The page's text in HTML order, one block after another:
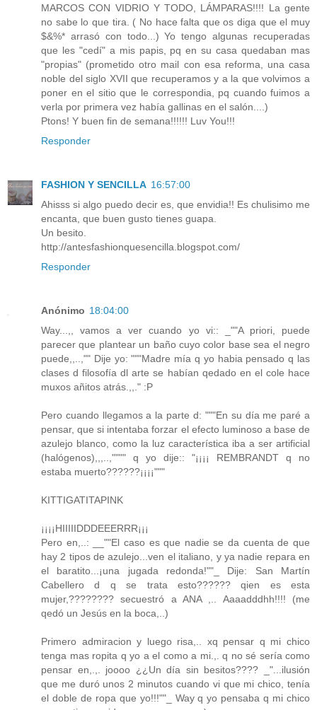
MARCOS CON VIDRIO Y TODO, LÁMPARAS!!!! La gente
no sabe lo que tira. ( No hace falta que os diga que el muy
$&%* arrasó con todo...) Yo tengo algunas recuperadas
que les "cedí" a mis papis, pq en su casa quedaban mas
"propias" (prometido otro mail con esa reforma, una casa
noble del siglo XVII que recuperamos y a la que volvimos a
poner en el sitio que le correspondia, pq cuando fuimos a
verla por primera vez había gallinas en el salón....)
Ptons! Y buen fin de semana!!!!!! Luv You!!!
Responder
FASHION Y SENCILLA 16:57:00
Ahisss si algo puedo decir es, que envidia!! Es chulisimo me
encanta, que buen gusto tienes guapa.
Un besito.
http://antesfashionquesencilla.blogspot.com/
Responder
Anónimo 18:04:00
Way...,, vamos a ver cuando yo vi:: _""A priori, puede
parecer que plantear un baño cuyo color base sea el negro
puede,,..,"" Dije yo: """Madre mía q yo habia pensado q las
clases d filosofía dl arte se habían qedado en el cole hace
muxos añitos atrás.,,." :P
Pero cuando llegamos a la parte d: """En su día me paré a
pensar, que si intentaba forzar el efecto luminoso a base de
azulejo blanco, como la luz característica iba a ser artificial
(halógenos),,,..,"""" q yo dije:: "¡¡¡¡ REMBRANDT q no
estaba muerto??????¡¡¡¡"""
KITTIGATITAPINK
¡¡¡¡HIIIIIDDDEEERRR¡¡¡
Pero en,..: __""El caso es que nadie se da cuenta de que
hay 2 tipos de azulejo...ven el italiano, y ya nadie repara en
el baratito...¡una jugada redonda!""_ Dije: San Martín
Cabellero d q se trata esto?????? qien es esta
mujer,???????? secuestró a ANA ,.. Aaaadddhh!!!! (me
qedó un Jesús en la boca,..)
Primero admiracion y luego risa,.. xq pensar q mi chico
tenga mas ropita q yo a el como a mi.,. q no sé sería como
pensar en,.,. joooo ¿¿Un día sin besitos???? _"...ilusión
que me duró unos 2 minutos cuando vi que mi chico, tenía
el doble de ropa que yo!!!""_ Way q yo pensaba q mi chico